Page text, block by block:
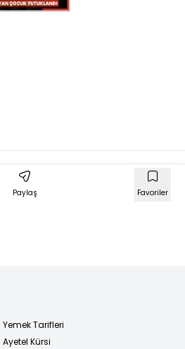
Paylaş Favoriler
Yemek Tarifleri
Ayetel Kürsi